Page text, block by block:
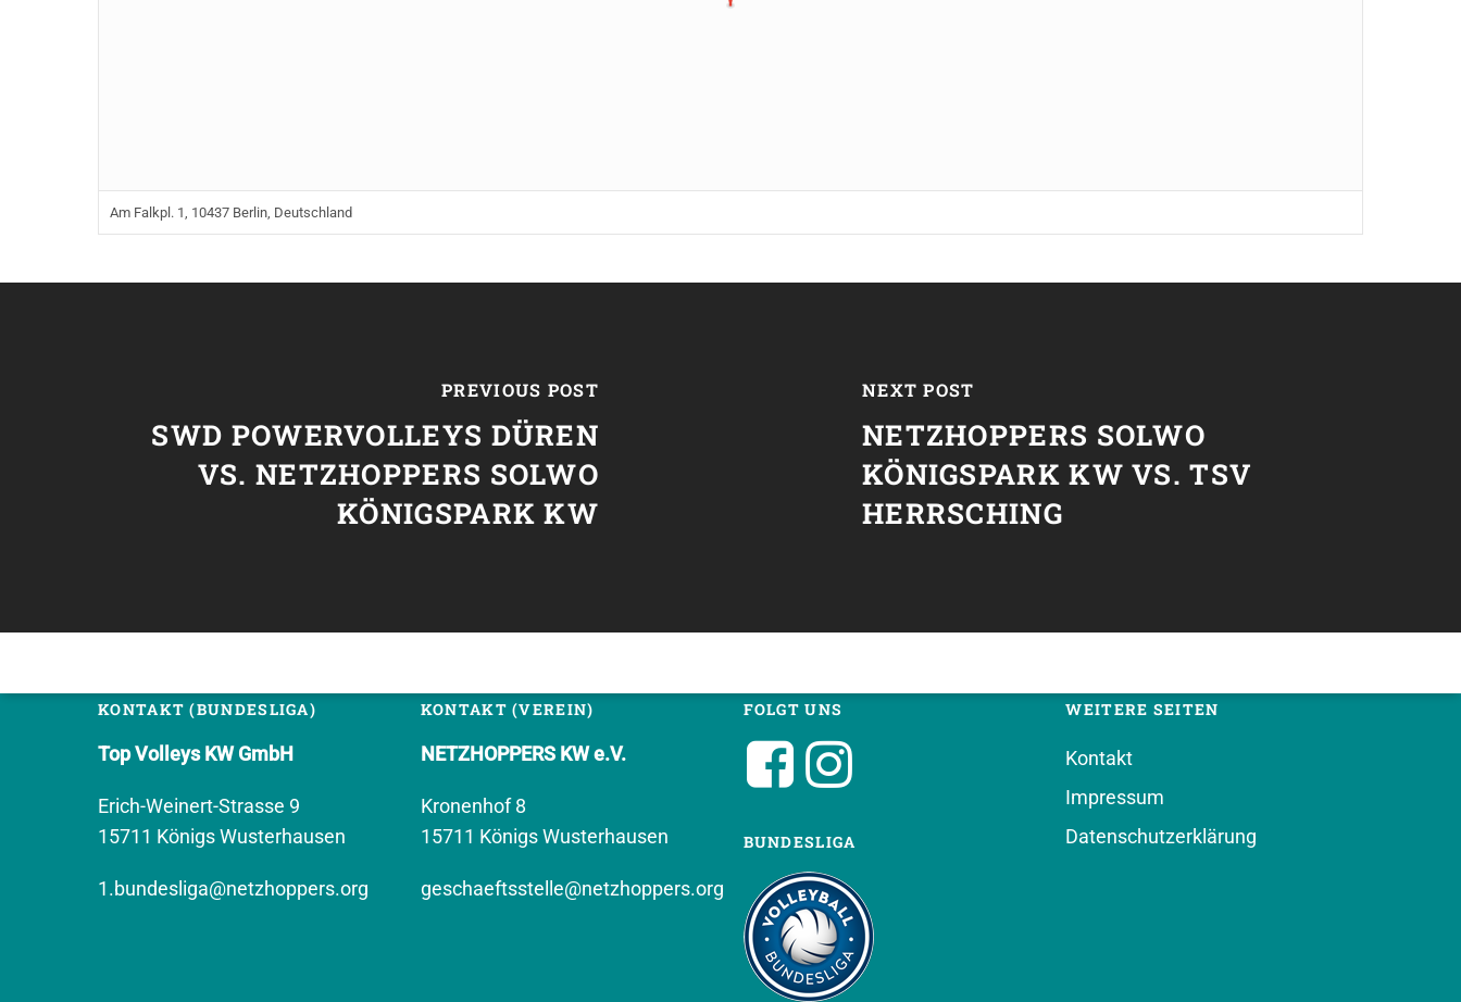
Am Falkpl. 1, 10437 Berlin, Deutschland
PREVIOUS POST
SWD POWERVOLLEYS DÜREN
VS. NETZHOPPERS SOLWO
KÖNIGSPARK KW
NEXT POST
NETZHOPPERS SOLWO
KÖNIGSPARK KW VS. TSV
HERRSCHING
KONTAKT (BUNDESLIGA)
Top Volleys KW GmbH
Erich-Weinert-Strasse 9
15711 Königs Wusterhausen
1.bundesliga@netzhoppers.org
KONTAKT (VEREIN)
NETZHOPPERS KW e.V.
Kronenhof 8
15711 Königs Wusterhausen
geschaeftsstelle@netzhoppers.org
FOLGT UNS
BUNDESLIGA
WEITERE SEITEN
Kontakt
Impressum
Datenschutzerklärung